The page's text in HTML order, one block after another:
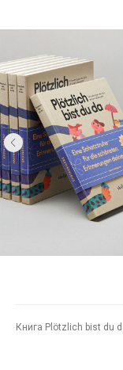
Книга Plötzlich bist du